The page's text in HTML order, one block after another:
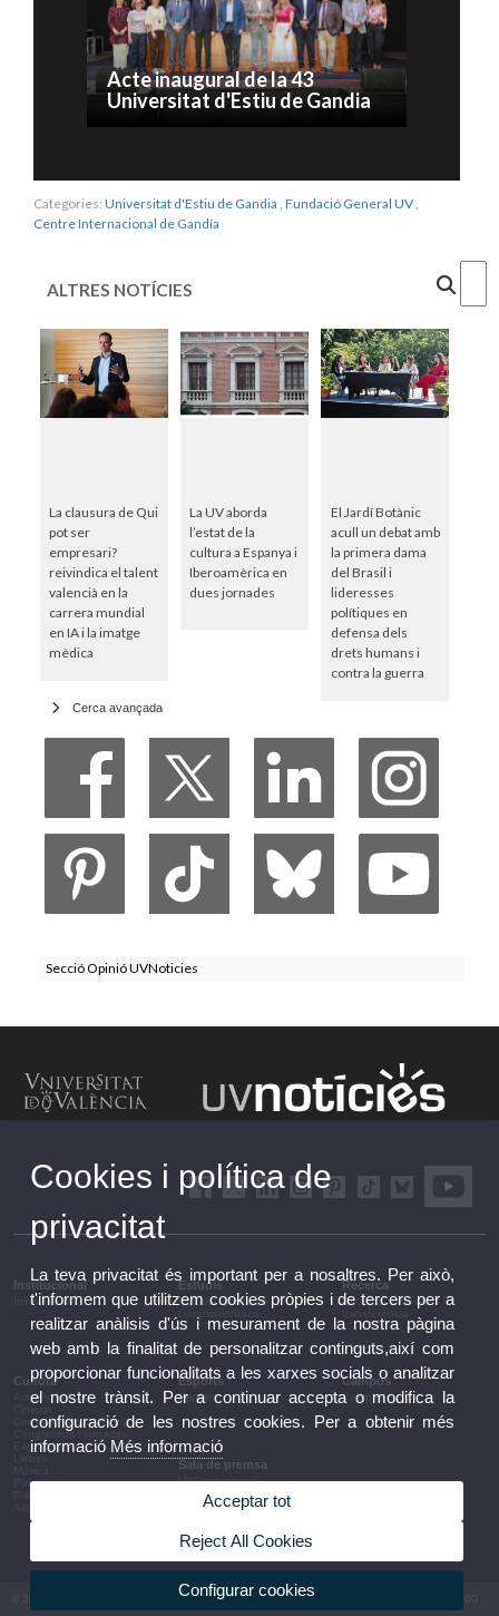
Acte inaugural de la 43
Universitat d'Estiu de Gandia
Categories: Universitat d'Estiu de Gandia Fundació General UV
Centre Internacional de Gandía
ALTRES NOTÍCIES
La clausura de Qui
pot ser
empresari?
reivindica el talent
valencià en la
carrera mundial
en IA i la imatge
mèdica
La UV aborda
l’estat de la
cultura a Espanya i
Iberoamèrica en
dues jornades
El Jardí Botànic
acull un debat amb
la primera dama
del Brasil i
lideresses
polítiques en
defensa dels
drets humans i
contra la guerra
Cerca avançada
Secció Opinió UVNoticies
Institucional
Institucional
Estudis
Estudis i formació
Recerca
Recerca, innovació i
Cultura
Arts escèniques
Conferències i debats
Congressos i jornades
Exposicions
Patrimoni
Esports
Esports
Campus
Campus
Sala de premsa
UVComunicació
Notes de premsa
Agenda de govern
Informació corporativa
© 2026 UV. - Av. Blasco Ibáñez, 13. 46010 València. Espanya. Tel UV: (+34) 963 86 41 00
Cookies i política de
privacitat
La teva privacitat és important per a nosaltres. Per això,
t'informem que utilitzem cookies pròpies i de tercers per a
realitzar anàlisis d'ús i mesurament de la nostra pàgina
web amb la finalitat de personalitzar continguts,així com
proporcionar funcionalitats a les xarxes socials o analitzar
el nostre trànsit. Per a continuar accepta o modifica la
configuració de les nostres cookies. Per a obtenir més
informació Més informació
Acceptar tot
Reject All Cookies
Configurar cookies